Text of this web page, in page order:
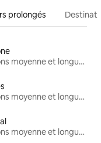
prolongés
Locations moyenne et longue durée
Locations moyenne et longue durée
Locations moyenne et longue durée